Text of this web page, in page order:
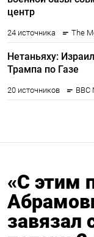
«С этим
завязал